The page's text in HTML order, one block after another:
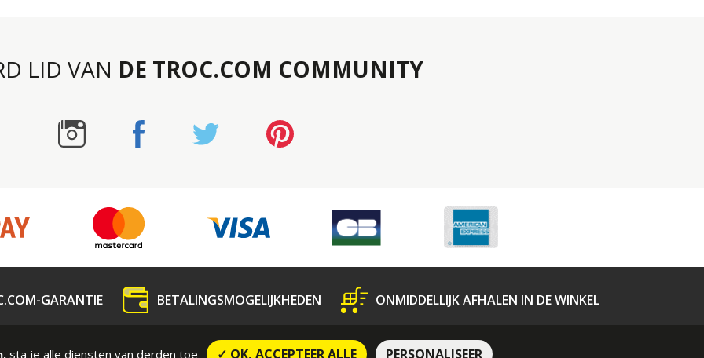
LID VAN DE TROC.COM COMMUNITY
GARANTIE BETALINGSMOGELIJKHEDEN ONMIDDELLIJK AFHALEN IN DE WINKEL
CONTRACTUELE VOORWAARDEN
Bescherming van Persoonsgegevens
sta je alle diensten van derden toe ✓ OK, ACCEPTEER ALLE PERSONALISEER